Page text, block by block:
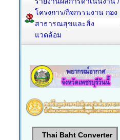
โครงการ/กิจกรรมงาน กอง
สาธารณสุขและสิ่ง
แวดล้อม
Thai Baht Converter